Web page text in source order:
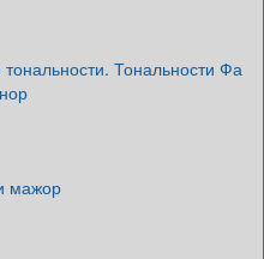
Тональности Фа
мажор